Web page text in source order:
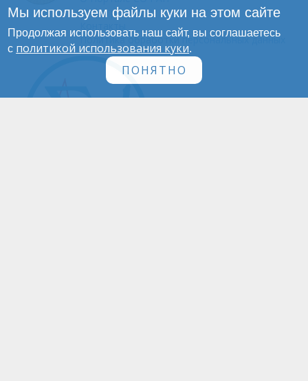
Инфографика
Политика обработки персональных данных
Мы используем файлы куки на этом сайте
Продолжая использовать наш сайт, вы соглашаетесь
с политикой использования куки.
ПОНЯТНО